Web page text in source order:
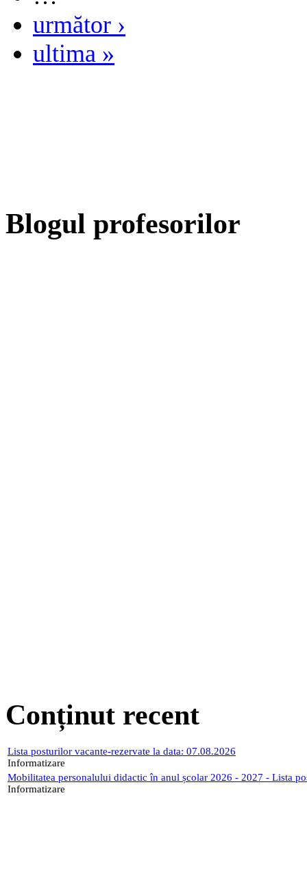
următor ›
ultima »
Blogul profesorilor
Conținut recent
Lista posturilor vacante-rezervate la data: 07.08.2026
Informatizare
Mobilitatea personalului didactic în anul școlar 2026 - 2027 - Lista
Informatizare